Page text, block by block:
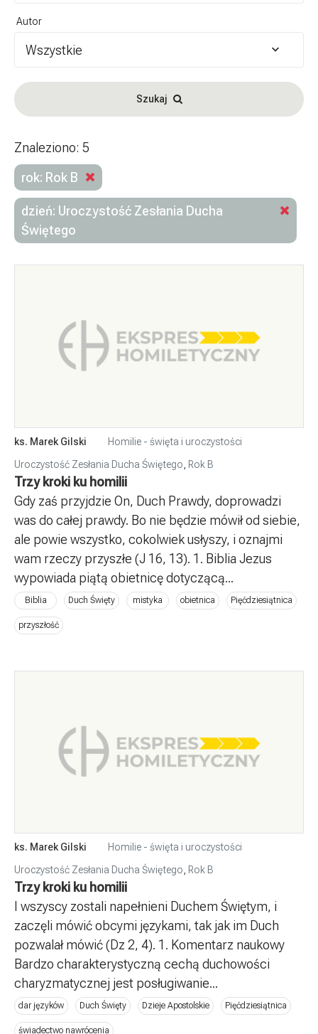
Autor
Wszystkie
Szukaj
Znaleziono: 5
rok: Rok B
dzień: Uroczystość Zesłania Ducha
Świętego
ks. Marek Gilski
Homilie - święta i uroczystości
Uroczystość Zesłania Ducha Świętego
Rok B
Trzy kroki ku homilii
Gdy zaś przyjdzie On, Duch Prawdy, doprowadzi
was do całej prawdy. Bo nie będzie mówił od siebie,
ale powie wszystko, cokolwiek usłyszy, i oznajmi
wam rzeczy przyszłe (J 16, 13). 1. Biblia Jezus
wypowiada piątą obietnicę dotyczącą...
Biblia Duch Święty mistyka obietnica Pięćdziesiątnica
przyszłość
ks. Marek Gilski
Homilie - święta i uroczystości
Uroczystość Zesłania Ducha Świętego, Rok B
Trzy kroki ku homilii
I wszyscy zostali napełnieni Duchem Świętym, i
zaczęli mówić obcymi językami, tak jak im Duch
pozwalał mówić (Dz 2, 4). 1. Komentarz naukowy
Bardzo charakterystyczną cechą duchowości
charyzmatycznej jest posługiwanie...
dar języków Duch Święty Dzieje Apostolskie Pięćdziesiątnica
świadectwo nawrócenia